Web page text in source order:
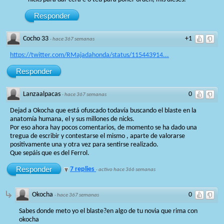
Responder
+1
Cocho 33 ·hace 367 semanas
https://twitter.com/RMajadahonda/status/115443914...
Responder
0
Lanzaalpacas ·hace 367 semanas
Dejad a Okocha que está ofuscado todavía buscando el blaste en la
anatomía humana, el y sus millones de nicks.
Por eso ahora hay pocos comentarios, de momento se ha dado una
tregua de escribir y contestarse el mismo , aparte de valorarse
positivamente una y otra vez para sentirse realizado.
Que sepáis que es del Ferrol.
Responder 7 replies ·activo hace 366 semanas
0
Okocha ·hace 367 semanas
Sabes donde meto yo el blaste?en algo de tu novia que rima con
okocha